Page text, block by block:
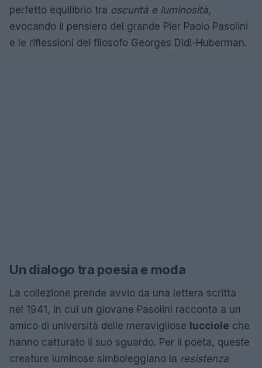
perfetto equilibrio tra oscurità e luminosità,
evocando il pensiero del grande Pier Paolo Pasolini
e le riflessioni del filosofo Georges Didi-Huberman.
Un dialogo tra poesia e moda
La collezione prende avvio da una lettera scritta
nel 1941, in cui un giovane Pasolini racconta a un
amico di università delle meravigliose lucciole che
hanno catturato il suo sguardo. Per il poeta, queste
creature luminose simboleggiano la resistenza